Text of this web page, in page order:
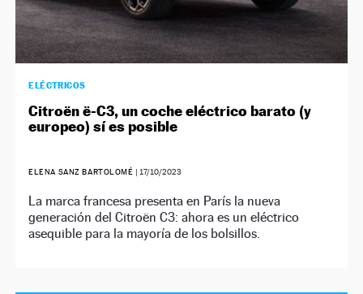
ELÉCTRICOS
Citroën ë-C3, un coche eléctrico barato (y
europeo) sí es posible
ELENA SANZ BARTOLOMÉ | 17/10/2023
La marca francesa presenta en París la nueva
generación del Citroën C3: ahora es un eléctrico
asequible para la mayoría de los bolsillos.